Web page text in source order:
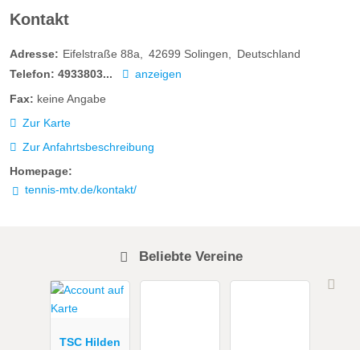
Kontakt
Adresse: Eifelstraße 88a 42699 Solingen
Deutschland
Telefon: 4933803...
anzeigen
Fax: keine Angabe
Zur Karte
Zur Anfahrtsbeschreibung
Homepage:
tennis-mtv.de/kontakt/
Beliebte Vereine
TSC Hilden